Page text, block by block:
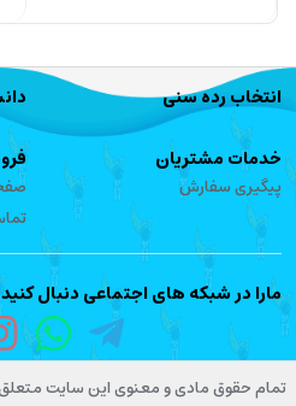
انتخاب رده سنی
خدمات مشتریان
پیگیری سفارش
مارا در شبکه های اجتماعی دنبال
تمام حقوق مادی و معنوی این سایت